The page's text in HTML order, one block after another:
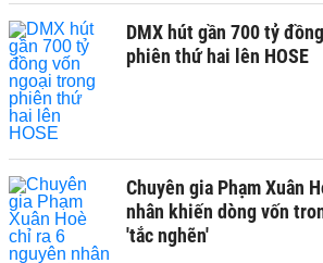
DMX hút gần 700 tỷ
phiên thứ hai lên HOSE
Chuyên gia Phạm Xuân
nhân khiến dòng vốn
'tắc nghẽn'